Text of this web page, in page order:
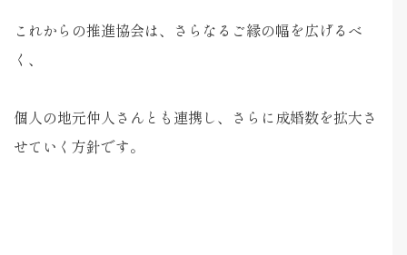
これからの推進協会は、さらなるご縁の幅を広げるべ
く、
個人の地元仲人さんとも連携し、さらに成婚数を拡大さ
せていく方針です。